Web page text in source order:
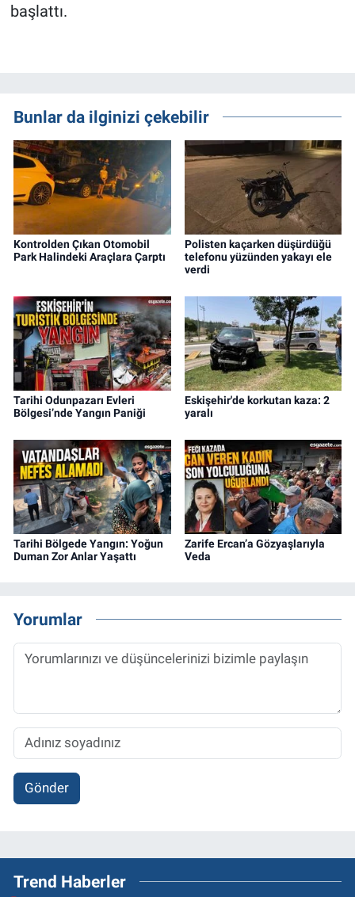
başlattı.
Bunlar da ilginizi çekebilir
Kontrolden Çıkan Otomobil
Park Halindeki Araçlara Çarptı
Polisten kaçarken düşürdüğü
telefonu yüzünden yakayı ele
verdi
Tarihi Odunpazarı Evleri
Bölgesi’nde Yangın Paniği
Eskişehir'de korkutan kaza: 2
yaralı
Tarihi Bölgede Yangın: Yoğun
Duman Zor Anlar Yaşattı
Zarife Ercan’a Gözyaşlarıyla
Veda
Yorumlar
Gönder
Trend Haberler